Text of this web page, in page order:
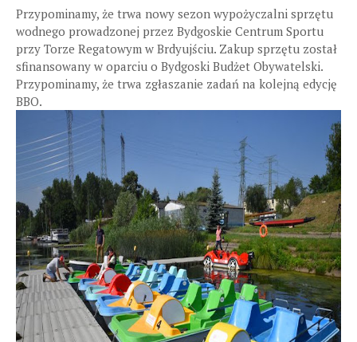
Przypominamy, że trwa nowy sezon wypożyczalni sprzętu
wodnego prowadzonej przez Bydgoskie Centrum Sportu
przy Torze Regatowym w Brdyujściu. Zakup sprzętu został
sfinansowany w oparciu o Bydgoski Budżet Obywatelski.
Przypominamy, że trwa zgłaszanie zadań na kolejną edycję
BBO.